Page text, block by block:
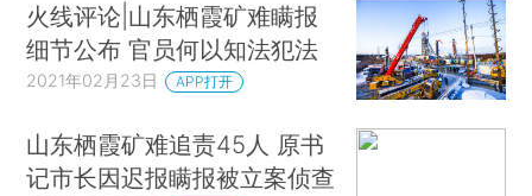
火线评论|山东栖霞矿难瞒报
细节公布 官员何以知法犯法
2021年02月23日 APP打开
山东栖霞矿难追责45人 原书
记市长因迟报瞒报被立案侦查